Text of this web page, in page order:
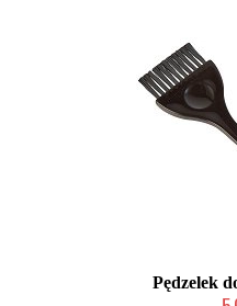
Pędzelek